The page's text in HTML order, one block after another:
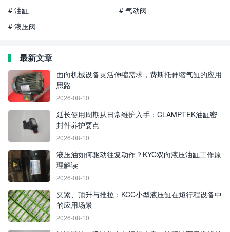
# 油缸
# 气动阀
# 液压阀
最新文章
面向机械设备灵活伸缩需求，费斯托伸缩气缸的应用
思路
2026-08-10
延长使用周期从日常维护入手：CLAMPTEK油缸密
封件养护要点
2026-08-10
液压油如何驱动往复动作？KYC双向液压油缸工作原
理解读
2026-08-10
夹紧、顶升与推拉：KCC小型液压缸在短行程设备中
的应用场景
2026-08-10